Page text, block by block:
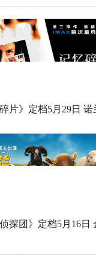
碎片》定档5月29日 诺
首次量身定制
侦探团》定档5月16日